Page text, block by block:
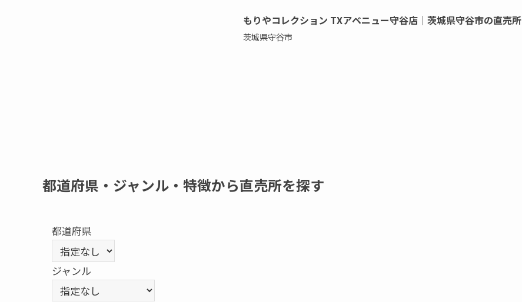
もりやコレクション TXアベニュー守谷店｜茨城県守谷市の直売所
茨城県守谷市
都道府県・ジャンル・特徴から直売所を探す
都道府県
ジャンル